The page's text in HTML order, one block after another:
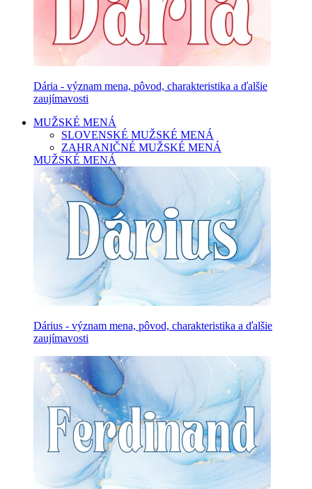
Dária - význam mena, pôvod, charakteristika a ďalšie
zaujímavosti
MUŽSKÉ MENÁ
SLOVENSKÉ MUŽSKÉ MENÁ
ZAHRANIČNÉ MUŽSKÉ MENÁ
MUŽSKÉ MENÁ
Dárius - význam mena, pôvod, charakteristika a ďalšie
zaujímavosti